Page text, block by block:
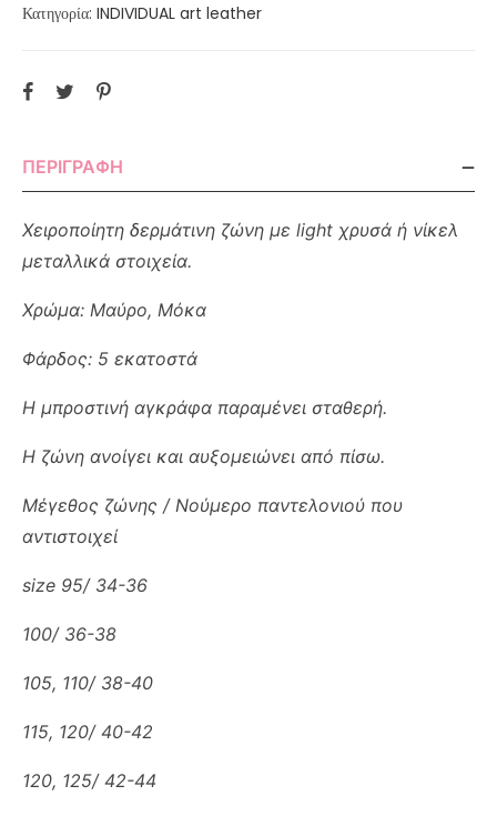
Κατηγορία: INDIVIDUAL art leather
ΠΕΡΙΓΡΑΦΉ
Χειροποίητη δερμάτινη ζώνη με light χρυσά ή νίκελ
μεταλλικά στοιχεία.
Χρώμα: Μαύρο, Μόκα
Φάρδος: 5 εκατοστά
Η μπροστινή αγκράφα παραμένει σταθερή.
Η ζώνη ανοίγει και αυξομειώνει από πίσω.
Μέγεθος ζώνης / Νούμερο παντελονιού που
αντιστοιχεί
size 95/ 34-36
100/ 36-38
105, 110/ 38-40
115, 120/ 40-42
120, 125/ 42-44